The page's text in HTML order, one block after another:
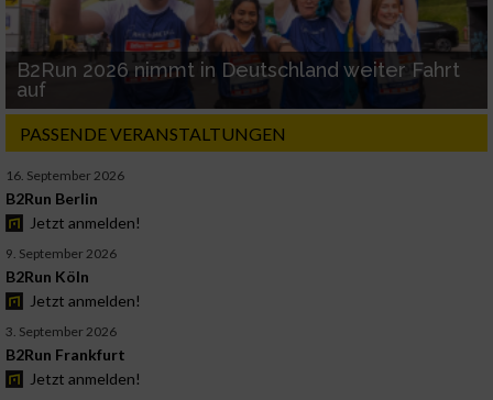
B2Run 2026 nimmt in Deutschland weiter Fahrt
auf
PASSENDE VERANSTALTUNGEN
16. September 2026
B2Run Berlin
Jetzt anmelden!
9. September 2026
B2Run Köln
Jetzt anmelden!
3. September 2026
B2Run Frankfurt
Jetzt anmelden!